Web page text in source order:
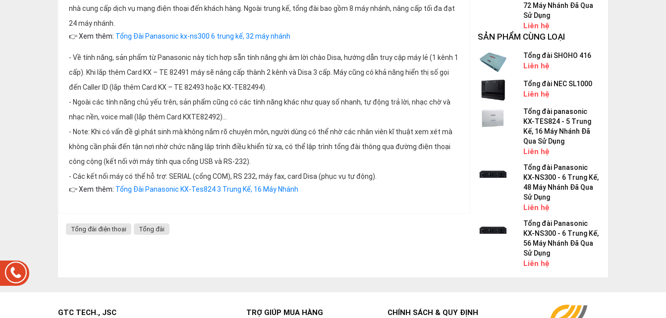
nhà cung cấp dịch vụ mạng điện thoại đến khách hàng. Ngoài trung kế, tổng đài bao gồm 8 máy nhánh, nâng cấp tối đa đạt
24 máy nhánh.
👉 Xem thêm: Tổng Đài Panasonic kx-ns300 6 trung kế, 32 máy nhánh
- Về tính năng, sản phẩm từ Panasonic này tích hợp sẵn tính năng ghi âm lời chào Disa, hướng dẫn truy cập máy lẻ (1 kênh 1
cấp). Khi lắp thêm Card KX – TE 82491 máy sẽ nâng cấp thành 2 kênh và Disa 3 cấp. Máy cũng có khả năng hiển thị số gọi
đến Caller ID (lắp thêm Card KX – TE 82493 hoặc KX-TE82494).
- Ngoài các tính năng chủ yếu trên, sản phẩm cũng có các tính năng khác như quay số nhanh, tự động trả lời, nhạc chờ và
nhạc nền, voice mall (lắp thêm Card KXTE82492)…
- Note: Khi có vấn đề gì phát sinh mà không nắm rõ chuyên môn, người dùng có thể nhờ các nhân viên kĩ thuật xem xét mà
không cần phải đến tận nơi nhờ chức năng lập trình điều khiển từ xa, có thể lập trình tổng đài thông qua đường điện thoại
công cộng (kết nối với máy tính qua cổng USB và RS-232).
- Các kết nối máy có thể hỗ trợ: SERIAL (cổng COM), RS 232, máy fax, card Disa (phục vụ tự động).
👉 Xem thêm: Tổng Đài Panasonic KX-Tes824 3 Trung Kế, 16 Máy Nhánh
Tổng đài điện thoại Tổng đài
72 Máy Nhánh Đã Qua
Sử Dụng
Liên hệ
SẢN PHẨM CÙNG LOẠI
Tổng đài SHOHO 416
Liên hệ
Tổng đài NEC SL1000
Liên hệ
Tổng đài panasonic
KX-TES824 - 5 Trung
Kế, 16 Máy Nhánh Đã
Qua Sử Dụng
Liên hệ
Tổng đài Panasonic
KX-NS300 - 6 Trung Kế,
48 Máy Nhánh Đã Qua
Sử Dụng
Liên hệ
Tổng đài Panasonic
KX-NS300 - 6 Trung Kế,
56 Máy Nhánh Đã Qua
Sử Dụng
Liên hệ
GTC TECH., JSC TRỢ GIÚP MUA HÀNG CHÍNH SÁCH & QUY ĐỊNH